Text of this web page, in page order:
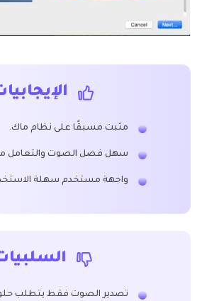
مثبت مسبقًا على نظام ماك.
سهل فصل الصوت والتعامل
واجهة مستخدم سهلة